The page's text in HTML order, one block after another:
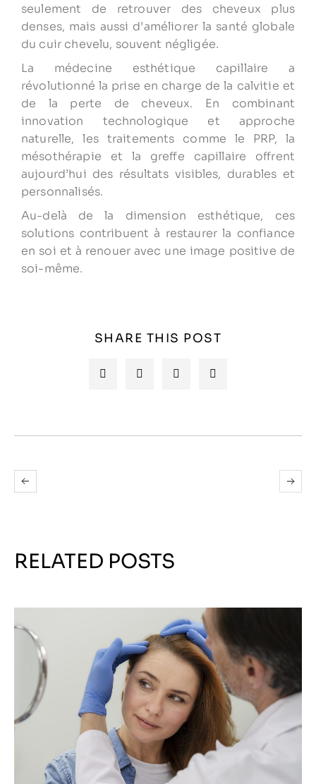
seulement de retrouver des cheveux plus
denses, mais aussi d’améliorer la santé globale
du cuir chevelu, souvent négligée.
La médecine esthétique capillaire a
révolutionné la prise en charge de la calvitie et
de la perte de cheveux. En combinant
innovation technologique et approche
naturelle, les traitements comme le PRP, la
mésothérapie et la greffe capillaire offrent
aujourd’hui des résultats visibles, durables et
personnalisés.
Au-delà de la dimension esthétique, ces
solutions contribuent à restaurer la confiance
en soi et à renouer avec une image positive de
soi-même.
SHARE THIS POST
RELATED POSTS